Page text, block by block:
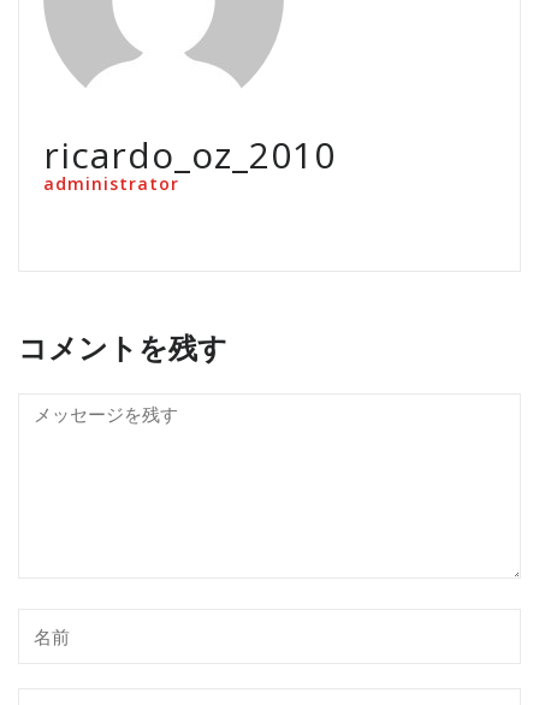
ricardo_oz_2010
administrator
コメントを残す